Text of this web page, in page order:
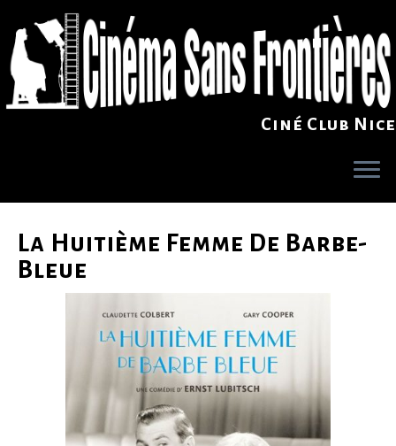
content
Ciné Club Nice
La Huitième Femme De Barbe-
Bleue